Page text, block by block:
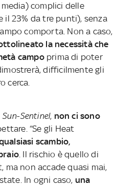
complici delle
il 23% da tre punti), senza
comporta. Non a caso,
la necessità che
campoprima di poter
difficilmente gli
cerca.
Sun-Sentinel, non ci sono
“Se gli Heat
scambio,
. Il rischio è quello di
ma non accade quasi mai,
In ogni caso, una